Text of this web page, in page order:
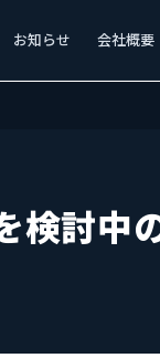
お知らせ 会社概要
検討中